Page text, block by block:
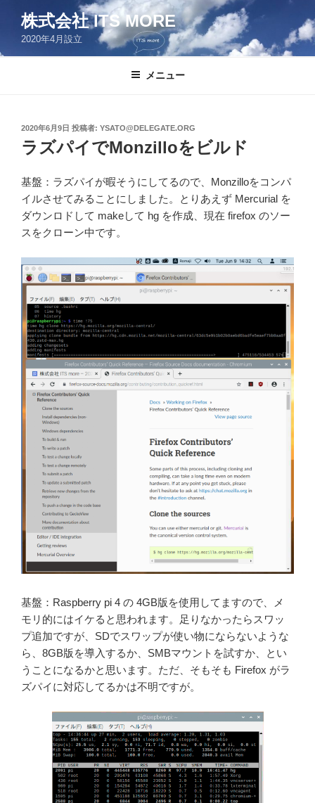
ン
株式会社 ITS MORE
2020年4月設立
メニュー
投
稿
日:
2020年6月9日 投稿者: YSATO@DELEGATE.ORG
ラズパイでMonzilloをビルド
基盤：ラズパイが暇そうにしてるので、Monzilloをコンパ
イルさせてみることにしました。とりあえず Mercurial を
ダウンロドして makeして hg を作成、現在 firefox のソー
スをクローン中です。
基盤：Raspberry pi 4 の 4GB版を使用してますので、メ
モリ的にはイケると思われます。足りなかったらスワッ
プ追加ですが、SDでスワップが使い物にならないような
ら、8GB版を導入するか、SMBマウントを試すか、とい
うことになるかと思います。ただ、そもそも Firefox がラ
ズパイに対応してるかは不明ですが。